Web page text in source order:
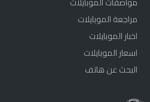
مراجعة الموبايلات
اخبار الموبايلات
اسعار الموبايلات
البحث عن هاتف